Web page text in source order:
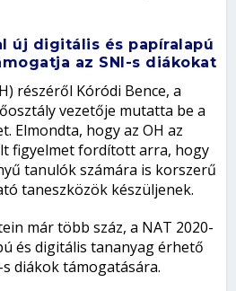
új digitális és papíralapú
az SNI-s diákokat
részéről Kóródi Bence, a
vezetője mutatta be a
Elmondta, hogy az OH az
figyelmet fordított arra, hogy
tanulók számára is korszerű
taneszközök készüljenek.
már több száz, a NAT 2020-
és digitális tananyag érhető
diákok támogatására.